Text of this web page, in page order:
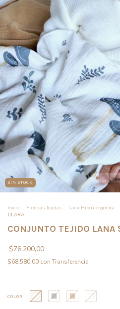
SIN STOCK
Inicio . Prendas Tejidas . Lana Hipoalergénica .
CLARA
CONJUNTO TEJIDO LANA
$76.200,00
$68.580,00 con Transferencia
COLOR